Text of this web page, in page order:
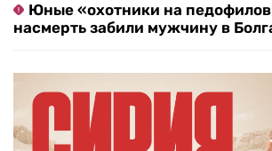
Юные «охотники на
насмерть забили мужчину в